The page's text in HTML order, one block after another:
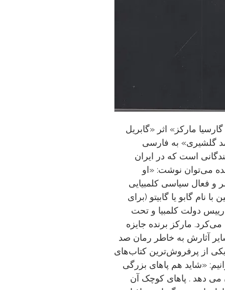
مارکز» اثر «گابریل
گلشیری» به فارسی
است که در ایران
می‌توان نوشت: «او
و فعال سیاسی کلمبیایی
نام گابو یا گابیتو (برای
دولت کلمبیا و تحت
مارکز برنده جایزه
را بیش از سایر آثارش به خاطر رمان صد
که یکی از پرفروش‌ترین کتاب‌های
«شاید هم پاهای بزرگی
دهد . پاهای کوچک آن